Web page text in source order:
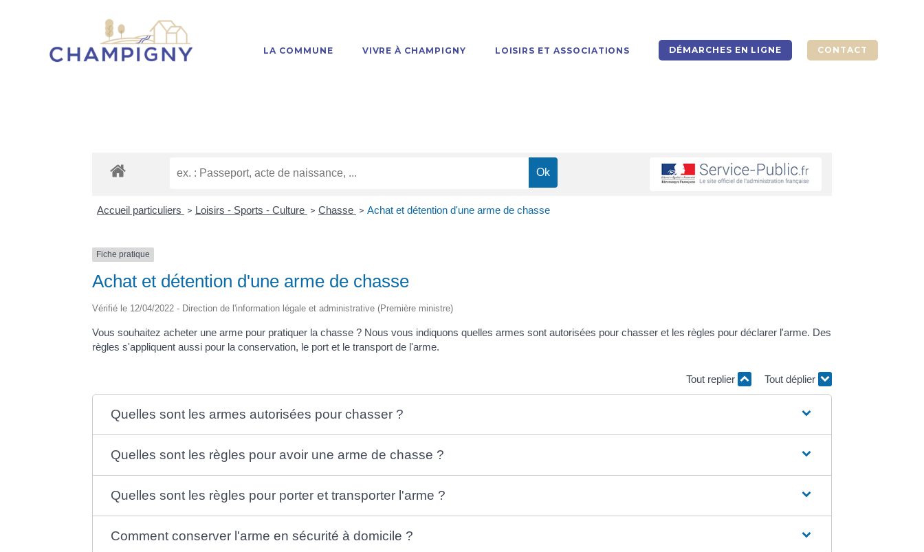
LA COMMUNE VIVRE À CHAMPIGNY LOISIRS ET ASSOCIATIONS DÉMARCHES EN LIGNE CONTACT
Accueil particuliers > Loisirs - Sports - Culture > Chasse > Achat et détention d'une arme de chasse
Fiche pratique
Achat et détention d'une arme de chasse
Vérifié le 12/04/2022 - Direction de l'information légale et administrative (Première ministre)
Vous souhaitez acheter une arme pour pratiquer la chasse ? Nous vous indiquons quelles armes sont autorisées pour chasser et les règles pour déclarer l'arme. Des
règles s'appliquent aussi pour la conservation, le port et le transport de l'arme.
Tout replier Tout déplier
Quelles sont les armes autorisées pour chasser ?
Quelles sont les règles pour avoir une arme de chasse ?
Quelles sont les règles pour porter et transporter l'arme ?
Comment conserver l'arme en sécurité à domicile ?